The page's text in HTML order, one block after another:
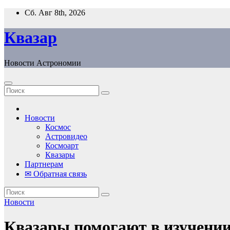
Перейти
содержанию
Сб. Авг 8th, 2026
Квазар
Новости Астрономии
Новости
Космос
Астровидео
Космоарт
Квазары
Партнерам
✉ Обратная связь
Новости